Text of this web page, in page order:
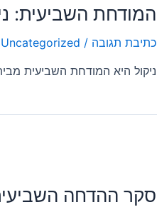
המודחת השביעית:
כתיבת תגובה /
Uncategorized
ניקול היא המודחת השביעית
סקר ההדחה